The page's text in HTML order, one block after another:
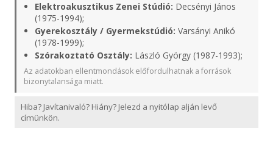
Elektroakusztikus Zenei Stúdió: Decsényi János
(1975-1994);
Gyerekosztály / Gyermekstúdió: Varsányi Anikó
(1978-1999);
Szórakoztató Osztály: László György (1987-1993);
Az adatokban ellentmondások előfordulhatnak a források
bizonytalansága miatt.
Hiba? Javítanivaló? Hiány? Jelezd a nyitólap alján levő
címünkön.